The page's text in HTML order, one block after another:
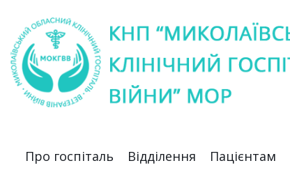
Про госпіталь Відділення Пацієнтам